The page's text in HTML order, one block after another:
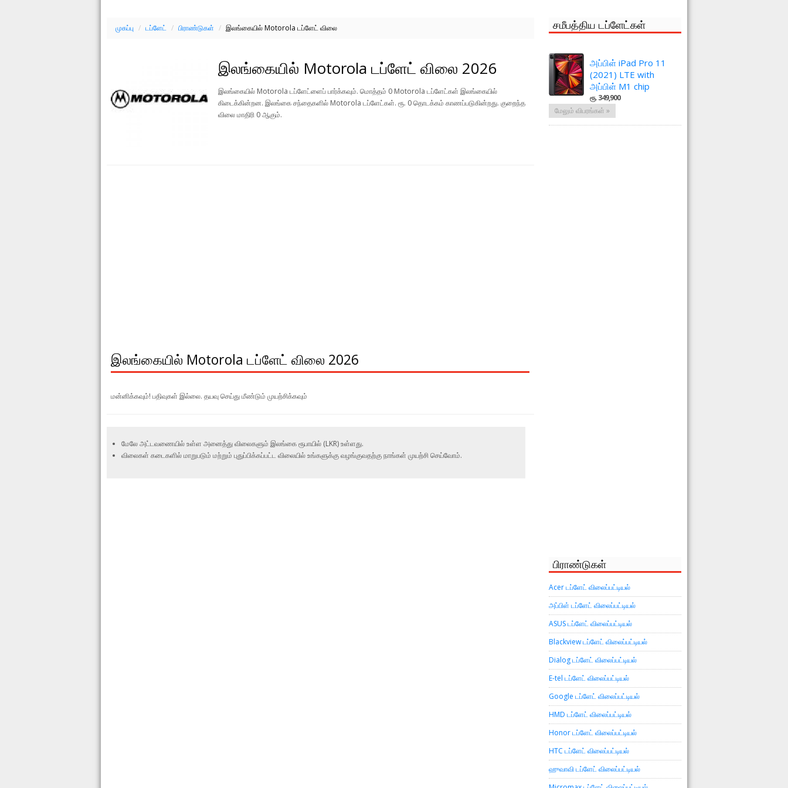
முகப்பு / டப்ளேட் / பிராண்டுகள் / இலங்கையில் Motorola டப்ளேட் விலை
இலங்கையில் Motorola டப்ளேட் விலை 2026
இலங்கையில் Motorola டப்ளேட்ளைப் பார்க்கவும். மொத்தம் 0 Motorola டப்ளேட்கள் இலங்கையில்
கிடைக்கின்றன. இலங்கை சந்தைகளில் Motorola டப்ளேட்கள். ரூ. 0 தொடக்கம் காணப்படுகின்றது. குறைந்த
விலை மாதிரி 0 ஆகும்.
இலங்கையில் Motorola டப்ளேட் விலை 2026
மன்னிக்கவும்! பதிவுகள் இல்லை. தயவு செய்து மீண்டும் முயற்சிக்கவும்
மேலே அட்டவணையில் உள்ள அனைத்து விலைகளும் இலங்கை ரூபாயில் (LKR) உள்ளது.
விலைகள் கடைகளில் மாறுபடும் மற்றும் புதுப்பிக்கப்பட்ட விலையில் உங்களுக்கு வழங்குவதற்கு நாங்கள் முயற்சி செய்வோம்.
சமீபத்திய டப்ளேட்கள்
அப்பிள் iPad Pro 11
(2021) LTE with
அப்பிள் M1 chip
ரூ. 349,900
மேலும் விபரங்கள் »
பிராண்டுகள்
Acer டப்ளேட் விலைப்பட்டியல்
அப்பிள் டப்ளேட் விலைப்பட்டியல்
ASUS டப்ளேட் விலைப்பட்டியல்
Blackview டப்ளேட் விலைப்பட்டியல்
Dialog டப்ளேட் விலைப்பட்டியல்
E-tel டப்ளேட் விலைப்பட்டியல்
Google டப்ளேட் விலைப்பட்டியல்
HMD டப்ளேட் விலைப்பட்டியல்
Honor டப்ளேட் விலைப்பட்டியல்
HTC டப்ளேட் விலைப்பட்டியல்
ஹுவாவி டப்ளேட் விலைப்பட்டியல்